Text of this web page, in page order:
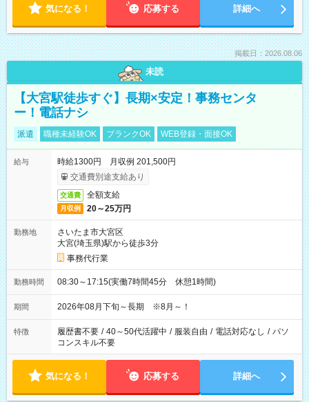
気になる！ 応募する 詳細へ
掲載日：2026.08.06
未読
【大宮駅徒歩すぐ】長期×安定！事務センタ
ー！電話ナシ
派遣 職種未経験OK ブランクOK WEB登録・面接OK
給与
時給1300円 月収例 201,500円
交通費別途支給あり
交通費 全額支給
月収例 20～25万円
勤務地
さいたま市大宮区
大宮(埼玉県)駅から徒歩3分
事務代行業
勤務時間 08:30～17:15(実働7時間45分 休憩1時間)
期間 2026年08月下旬～長期 ※8月～！
特徴 履歴書不要 / 40～50代活躍中 / 服装自由 / 電話対応なし / パソ
コンスキル不要
気になる！ 応募する 詳細へ